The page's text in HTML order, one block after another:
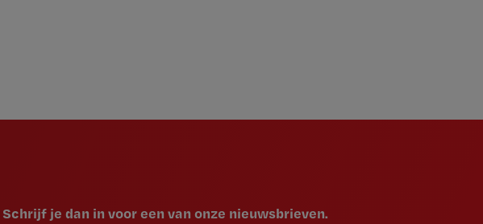
Schrijf je dan in voor een van onze nieuwsbrieven.